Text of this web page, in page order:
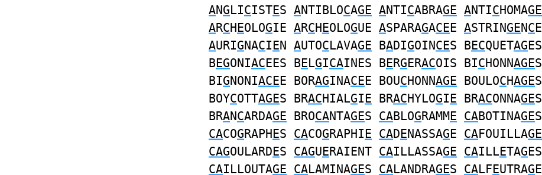
ANGLICISTES ANTIBLOCAGE ANTICABRAGE ANTICHOMAGE
ARCHEOLOGIE ARCHEOLOGUE ASPARAGACEE ASTRINGENCE
AURIGNACIEN AUTOCLAVAGE BADIGOINCES BECQUETAGES
BEGONIACEES BELGICAINES BERGERACOIS BICHONNAGES
BIGNONIACEE BORAGINACEE BOUCHONNAGE BOULOCHAGES
BOYCOTTAGES BRACHIALGIE BRACHYLOGIE BRACONNAGES
BRANCARDAGE BROCANTAGES CABLOGRAMME CABOTINAGES
CACOGRAPHES CACOGRAPHIE CADENASSAGE CAFOUILLAGE
CAGOULARDES CAGUERAIENT CAILLASSAGE CAILLETAGES
CAILLOUTAGE CALAMINAGES CALANDRAGES CALFEUTRAGE